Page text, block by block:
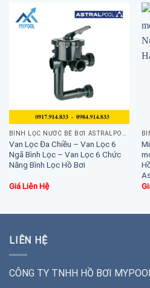
Van Lọc Đa Chiều – Van Lọc 6
Ngã Bình Lọc – Van Lọc 6 Chức
Năng Bình Lọc Hồ Bơi
Giá Liên Hệ
LIÊN HỆ
CÔNG TY TNHH HỒ BƠI